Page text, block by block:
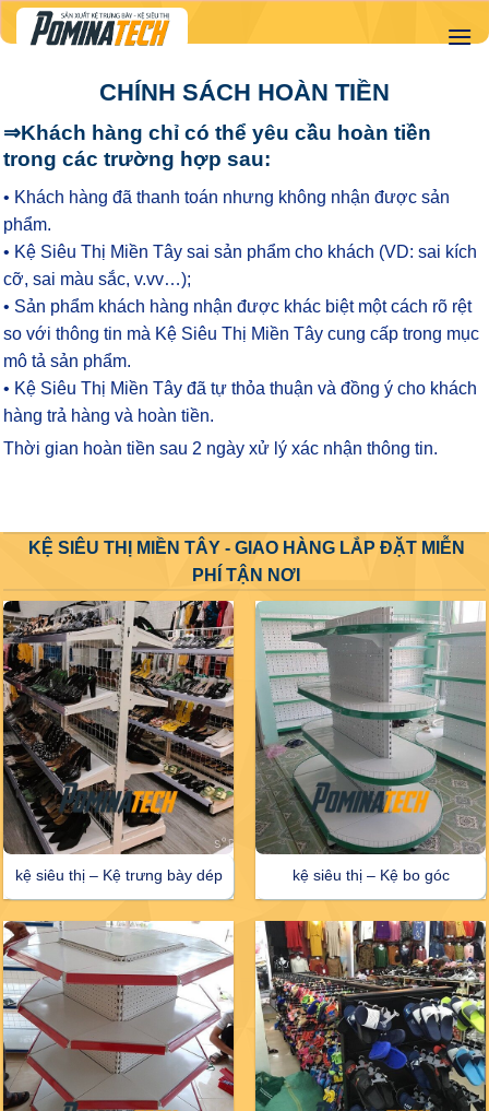
Skip
to
CHÍNH SÁCH HOÀN TIỀN
⇒Khách hàng chỉ có thể yêu cầu hoàn tiền
trong các trường hợp sau:
• Khách hàng đã thanh toán nhưng không nhận được sản
phẩm.
• Kệ Siêu Thị Miền Tây sai sản phẩm cho khách (VD: sai kích
cỡ, sai màu sắc, v.vv…);
• Sản phẩm khách hàng nhận được khác biệt một cách rõ rệt
so với thông tin mà Kệ Siêu Thị Miền Tây cung cấp trong mục
mô tả sản phẩm.
• Kệ Siêu Thị Miền Tây đã tự thỏa thuận và đồng ý cho khách
hàng trả hàng và hoàn tiền.
Thời gian hoàn tiền sau 2 ngày xử lý xác nhận thông tin.
KỆ SIÊU THỊ MIỀN TÂY - GIAO HÀNG LẮP ĐẶT MIỄN
PHÍ TẬN NƠI
kệ siêu thị – Kệ trưng bày dép kệ siêu thị – Kệ bo góc